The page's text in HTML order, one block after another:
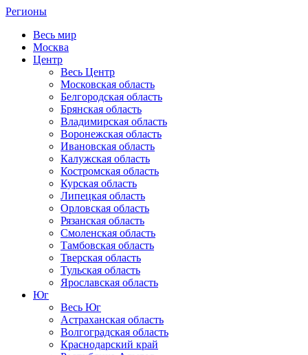
Регионы
Весь мир
Москва
Центр
Весь Центр
Московская область
Белгородская область
Брянская область
Владимирская область
Воронежская область
Ивановская область
Калужская область
Костромская область
Курская область
Липецкая область
Орловская область
Рязанская область
Смоленская область
Тамбовская область
Тверская область
Тульская область
Ярославская область
Юг
Весь Юг
Астраханская область
Волгоградская область
Краснодарский край